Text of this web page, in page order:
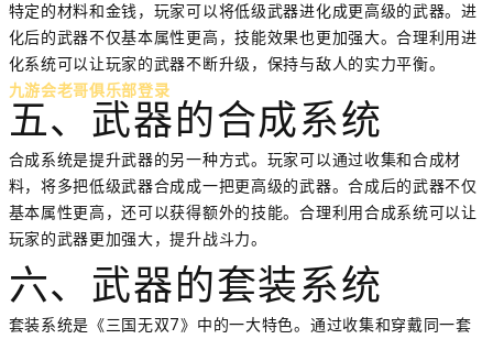
特定的材料和金钱，玩家可以将低级武器进化成更高级的武器。进
化后的武器不仅基本属性更高，技能效果也更加强大。合理利用进
化系统可以让玩家的武器不断升级，保持与敌人的实力平衡。
九游会老哥俱乐部登录
五、武器的合成系统
合成系统是提升武器的另一种方式。玩家可以通过收集和合成材
料，将多把低级武器合成成一把更高级的武器。合成后的武器不仅
基本属性更高，还可以获得额外的技能。合理利用合成系统可以让
玩家的武器更加强大，提升战斗力。
六、武器的套装系统
套装系统是《三国无双7》中的一大特色。通过收集和穿戴同一套